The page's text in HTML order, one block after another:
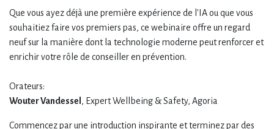
Que vous ayez déjà une première expérience de l'IA ou que vous
souhaitiez faire vos premiers pas, ce webinaire offre un regard
neuf sur la manière dont la technologie moderne peut renforcer et
enrichir votre rôle de conseiller en prévention.
Orateurs:
Wouter Vandessel , Expert Wellbeing & Safety, Agoria
Commencez par une introduction inspirante et terminez par des